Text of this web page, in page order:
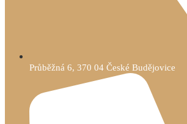
Průběžná 6, 370 04 České Budějovice